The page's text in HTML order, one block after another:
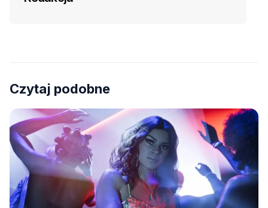
Czytaj podobne